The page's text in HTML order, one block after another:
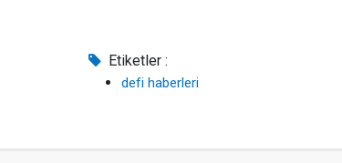
Etiketler :
defi haberleri